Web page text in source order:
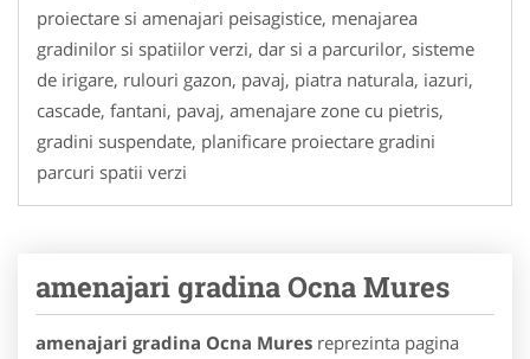
proiectare si amenajari peisagistice, menajarea
gradinilor si spatiilor verzi, dar si a parcurilor, sisteme
de irigare, rulouri gazon, pavaj, piatra naturala, iazuri,
cascade, fantani, pavaj, amenajare zone cu pietris,
gradini suspendate, planificare proiectare gradini
parcuri spatii verzi
amenajari gradina Ocna Mures
amenajari gradina Ocna Mures reprezinta pagina